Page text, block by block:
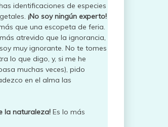
identificaciones de especies
¡No soy ningún experto!
que una escopeta de feria.
atrevido que la ignorancia,
muy ignorante. No te tomes
lo que digo, y, si me he
muchas veces), pido
en el alma las
la naturaleza!Es lo más